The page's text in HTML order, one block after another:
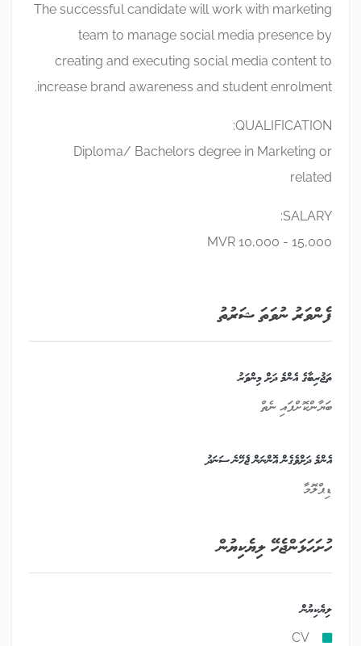
The successful candidate will work with marketing
team to manage social media presence by
creating and executing social media content to
increase brand awareness and student enrolment.
QUALIFICATION:
Diploma/ Bachelors degree in Marketing or
related
SALARY:
MVR 10,000 - 15,000
ފެންވަރު ނުވަތަ ޝަރުތު
ތަޖުރިބާގެ އެންމެ ދަށް މިންވަރު
ބަޔާންކޮށްފައި ނެތް
އެންމެ ދަށްވެގެން އޮންނަން ޖެހޭނެ ސަނަދު
ޑިޕްލޮމާ
ހުށަހަޅަންޖެހޭ ލިޔެކިޔުން
ލިޔެކިޔުން
CV